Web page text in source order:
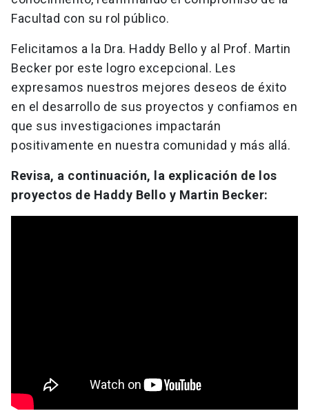
Facultad con su rol público.
Felicitamos a la Dra. Haddy Bello y al Prof. Martin
Becker por este logro excepcional. Les
expresamos nuestros mejores deseos de éxito
en el desarrollo de sus proyectos y confiamos en
que sus investigaciones impactarán
positivamente en nuestra comunidad y más allá.
Revisa, a continuación, la explicación de los
proyectos de Haddy Bello y Martin Becker: